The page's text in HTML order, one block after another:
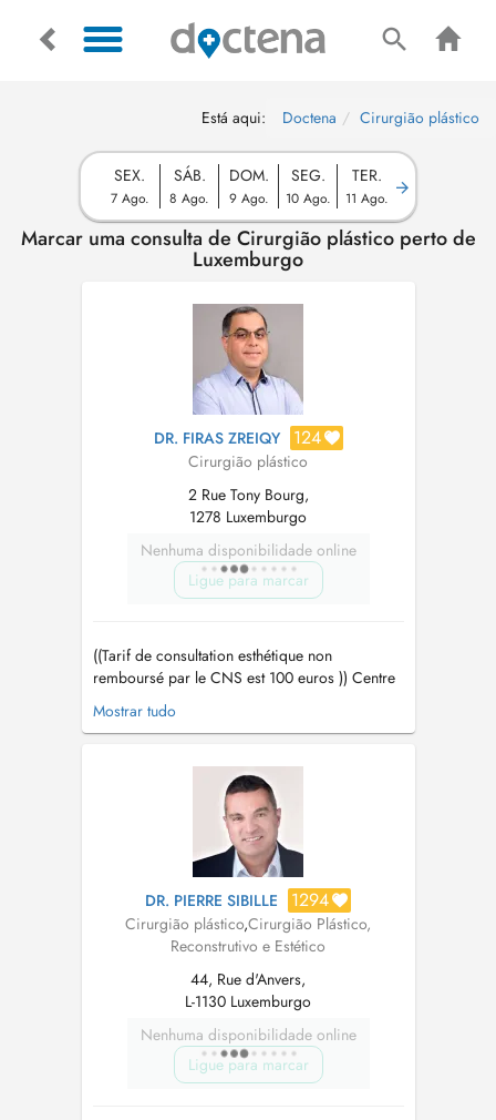
Está aqui: Doctena Cirurgião plástico
SEX.
7 Ago.
SÁB.
8 Ago.
DOM.
9 Ago.
SEG.
10 Ago.
TER.
11 Ago.
Marcar uma consulta de Cirurgião plástico perto de
Luxemburgo
DR. FIRAS ZREIQY 124
Cirurgião plástico
2 Rue Tony Bourg,
1278 Luxemburgo
Nenhuma disponibilidade online
Ligue para marcar
((Tarif de consultation esthétique non
remboursé par le CNS est 100 euros )) Centre
médico-chirurgicale pour lensemble des actes
de médecine esthétique et chirurgie esthétique
esthétique sous anesthésie locale : ( paupières ,
mini-lift de visage , lipoasp...
Mostrar tudo
DR. PIERRE SIBILLE 1294
Cirurgião plástico,Cirurgião Plástico,
Reconstrutivo e Estético
44, Rue d'Anvers,
L-1130 Luxemburgo
Nenhuma disponibilidade online
Ligue para marcar